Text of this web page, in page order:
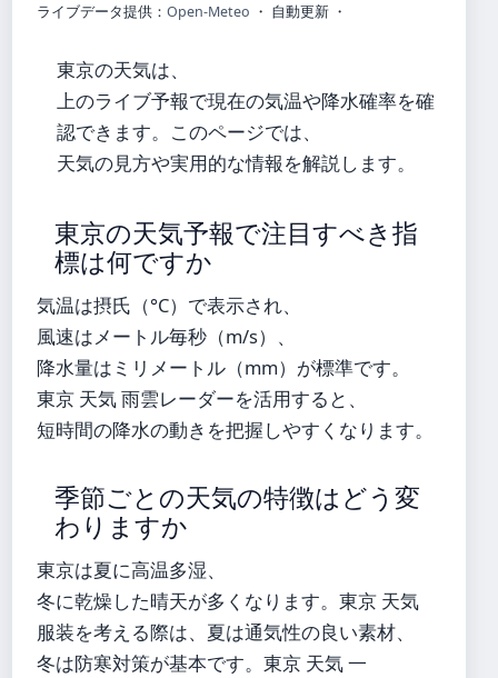
ライブデータ提供： Open-Meteo ・ 自動更新 ・
東京の天気は、
上のライブ予報で現在の気温や降水確率を確
認できます。このページでは、
天気の見方や実用的な情報を解説します。
東京の天気予報で注目すべき指
標は何ですか
気温は摂氏（°C）で表示され、
風速はメートル毎秒（m/s）、
降水量はミリメートル（mm）が標準です。
東京 天気 雨雲レーダーを活用すると、
短時間の降水の動きを把握しやすくなります。
季節ごとの天気の特徴はどう変
わりますか
東京は夏に高温多湿、
冬に乾燥した晴天が多くなります。東京 天気
服装を考える際は、夏は通気性の良い素材、
冬は防寒対策が基本です。東京 天気 一